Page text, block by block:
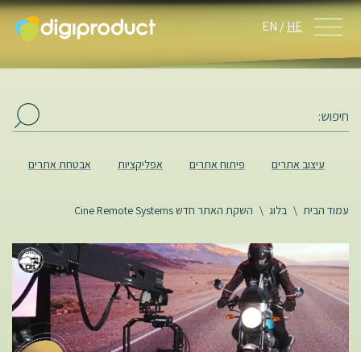
EN HE
עיצוב אתרים פיתוח אתרים אפליקציות אבטחת אתרים
עמוד הבית \ בלוג \ השקת האתר חדש Cine Remote Systems